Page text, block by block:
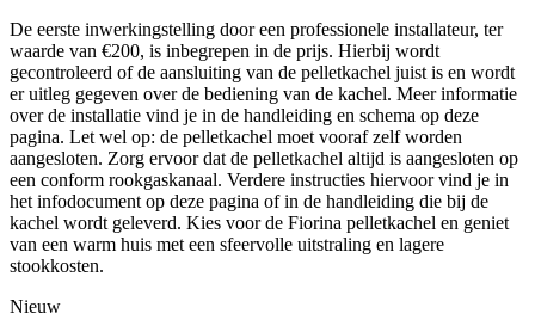
De eerste inwerkingstelling door een professionele installateur, ter
waarde van €200, is inbegrepen in de prijs. Hierbij wordt
gecontroleerd of de aansluiting van de pelletkachel juist is en wordt
er uitleg gegeven over de bediening van de kachel. Meer informatie
over de installatie vind je in de handleiding en schema op deze
pagina. Let wel op: de pelletkachel moet vooraf zelf worden
aangesloten. Zorg ervoor dat de pelletkachel altijd is aangesloten op
een conform rookgaskanaal. Verdere instructies hiervoor vind je in
het infodocument op deze pagina of in de handleiding die bij de
kachel wordt geleverd. Kies voor de Fiorina pelletkachel en geniet
van een warm huis met een sfeervolle uitstraling en lagere
stookkosten.
Nieuw